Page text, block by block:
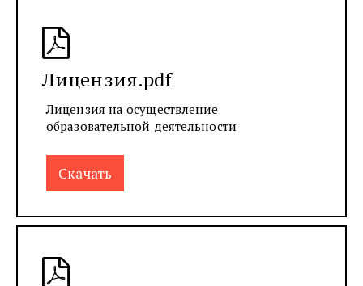
Лицензия.pdf
Лицензия на осуществление
образовательной деятельности
Скачать